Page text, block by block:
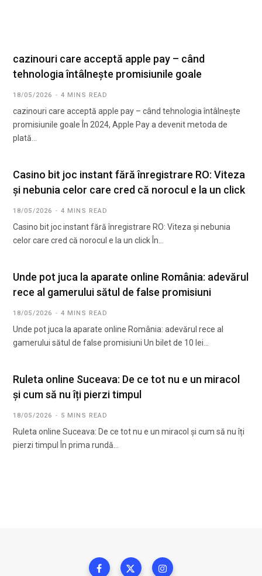
cazinouri care acceptă apple pay – când
tehnologia întâlnește promisiunile goale
18/05/2026 4 MINS READ
cazinouri care acceptă apple pay – când tehnologia întâlnește
promisiunile goale În 2024, Apple Pay a devenit metoda de
plată…
Casino bit joc instant fără înregistrare RO: Viteza
și nebunia celor care cred că norocul e la un click
18/05/2026 4 MINS READ
Casino bit joc instant fără înregistrare RO: Viteza și nebunia
celor care cred că norocul e la un click În…
Unde pot juca la aparate online România: adevărul
rece al gamerului sătul de false promisiuni
18/05/2026 4 MINS READ
Unde pot juca la aparate online România: adevărul rece al
gamerului sătul de false promisiuni Un bilet de 10 lei…
Ruleta online Suceava: De ce tot nu e un miracol
și cum să nu îți pierzi timpul
18/05/2026 5 MINS READ
Ruleta online Suceava: De ce tot nu e un miracol și cum să nu îți
pierzi timpul În prima rundă…